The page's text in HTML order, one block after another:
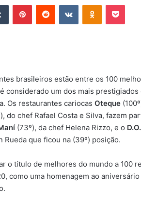
Tumblr PinterestReddit VK OK Pocket
brasileiros estão entre os 100
é considerado um dos mais
Os restaurantes cariocas Oteque
do chef Rafael Costa e Silva, fazem
(73º), da chef Helena Rizzo, e o
Rueda que ficou na (39º) posição.
o título de melhores do mundo a 100
como uma homenagem ao